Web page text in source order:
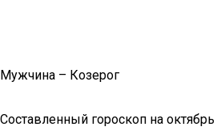
Мужчина – Козерог
Составленный гороскоп на